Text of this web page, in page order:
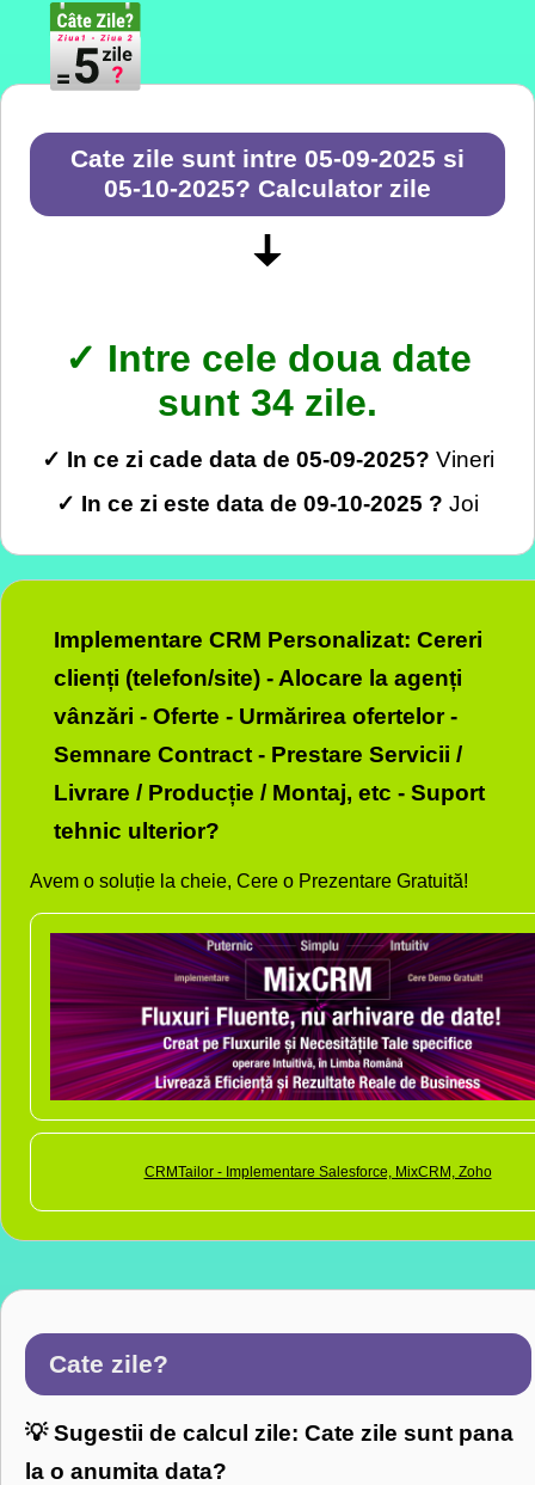
Cate zile sunt intre 05-09-2025 si
05-10-2025? Calculator zile
ꜜ
✓ Intre cele doua date
sunt 34 zile.
✓ In ce zi cade data de 05-09-2025? Vineri
✓ In ce zi este data de 09-10-2025 ? Joi
Implementare CRM Personalizat: Cereri
clienți (telefon/site) - Alocare la agenți
vânzări - Oferte - Urmărirea ofertelor -
Semnare Contract - Prestare Servicii /
Livrare / Producție / Montaj, etc - Suport
tehnic ulterior?
Avem o soluție la cheie, Cere o Prezentare Gratuită!
CRMTailor - Implementare Salesforce, MixCRM, Zoho
Cate zile?
💡 Sugestii de calcul zile: Cate zile sunt pana
la o anumita data?